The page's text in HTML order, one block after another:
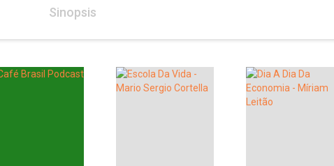
Sinopsis